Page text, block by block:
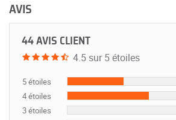
AVIS
44 AVIS CLIENT
4.5 sur 5 étoiles
5 étoiles
4 étoiles
3 étoiles